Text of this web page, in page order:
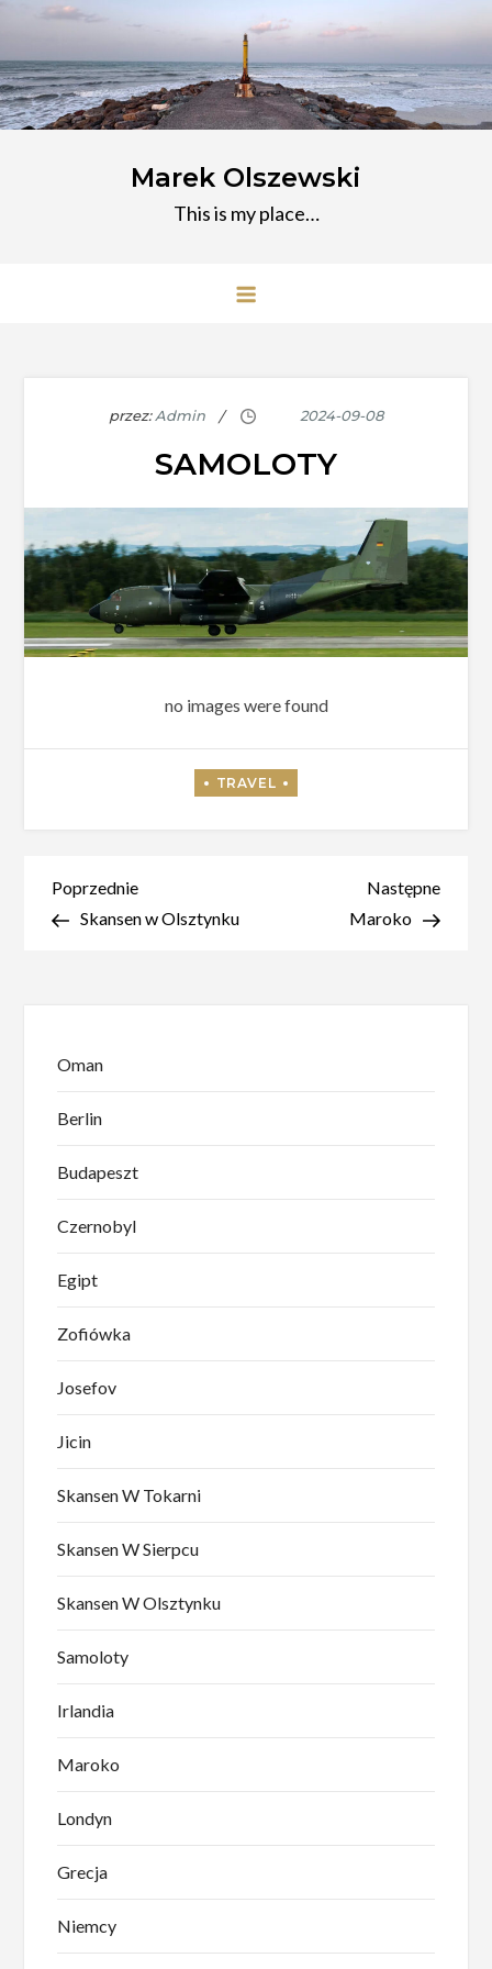
Przejdź
treści
Marek Olszewski
This is my place…
przez:Admin
SAMOLOTY
no images were found
Nawigacja
wpisu
Poprzedni
wpis
Poprzednie
Skansen w Olsztynku
wpis
Następne
Maroko
Oman
Berlin
Budapeszt
Czernobyl
Egipt
Zofiówka
Josefov
Jicin
Skansen W Tokarni
Skansen W Sierpcu
Skansen W Olsztynku
Samoloty
Irlandia
Maroko
Londyn
Grecja
Niemcy